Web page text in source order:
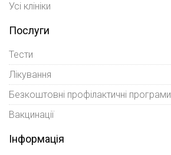
Усі клініки
Послуги
Тести
Лікування
Безкоштовні профілактичні програми
Вакцинації
Інформація